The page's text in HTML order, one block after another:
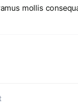
mollis